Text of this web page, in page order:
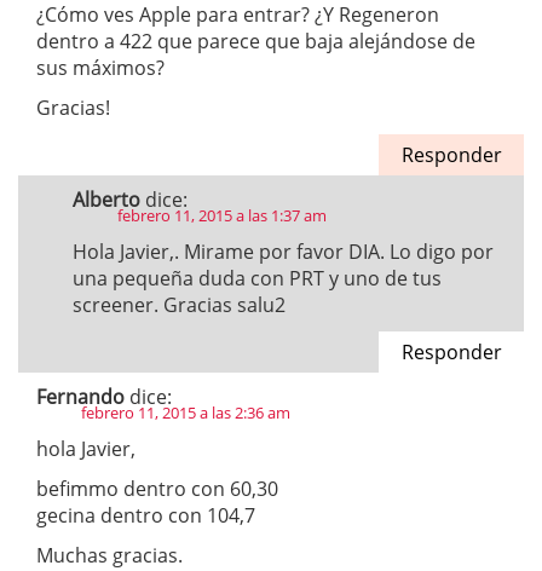
¿Cómo ves Apple para entrar? ¿Y Regeneron
dentro a 422 que parece que baja alejándose de
sus máximos?
Gracias!
Responder
Alberto dice:
febrero 11, 2015 a las 1:37 am
Hola Javier,. Mirame por favor DIA. Lo digo por
una pequeña duda con PRT y uno de tus
screener. Gracias salu2
Responder
Fernando dice:
febrero 11, 2015 a las 2:36 am
hola Javier,
befimmo dentro con 60,30
gecina dentro con 104,7
Muchas gracias.